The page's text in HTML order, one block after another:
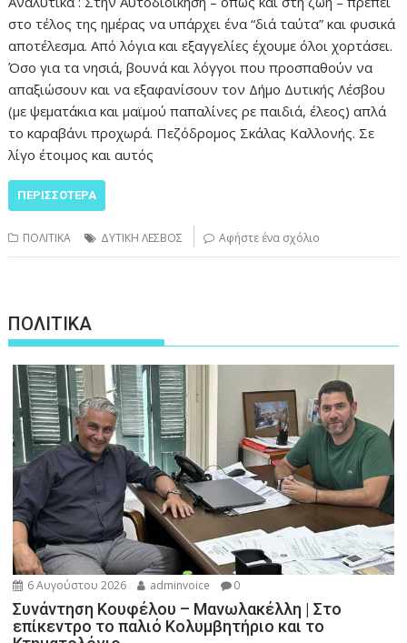
στο τέλος της ημέρας να υπάρχει ένα “διά ταύτα” και φυσικά
αποτέλεσμα. Από λόγια και εξαγγελίες έχουμε όλοι χορτάσει.
Όσο για τα νησιά, βουνά και λόγγοι που προσπαθούν να
απαξιώσουν και να εξαφανίσουν τον Δήμο Δυτικής Λέσβου
(με ψεματάκια και μαϊμού παπαλίνες ρε παιδιά, έλεος) απλά
το καραβάνι προχωρά. Πεζόδρομος Σκάλας Καλλονής. Σε
λίγο έτοιμος και αυτός
ΠΕΡΙΣΣΌΤΕΡΑ
ΠΟΛΙΤΙΚΑ ΔΥΤΙΚΗ ΛΕΣΒΟΣ Αφήστε ένα σχόλιο
ΠΟΛΙΤΙΚΑ
6 Αυγούστου 2026 adminvoice 0
Συνάντηση Κουφέλου – Μανωλακέλλη | Στο
επίκεντρο το παλιό Κολυμβητήριο και το